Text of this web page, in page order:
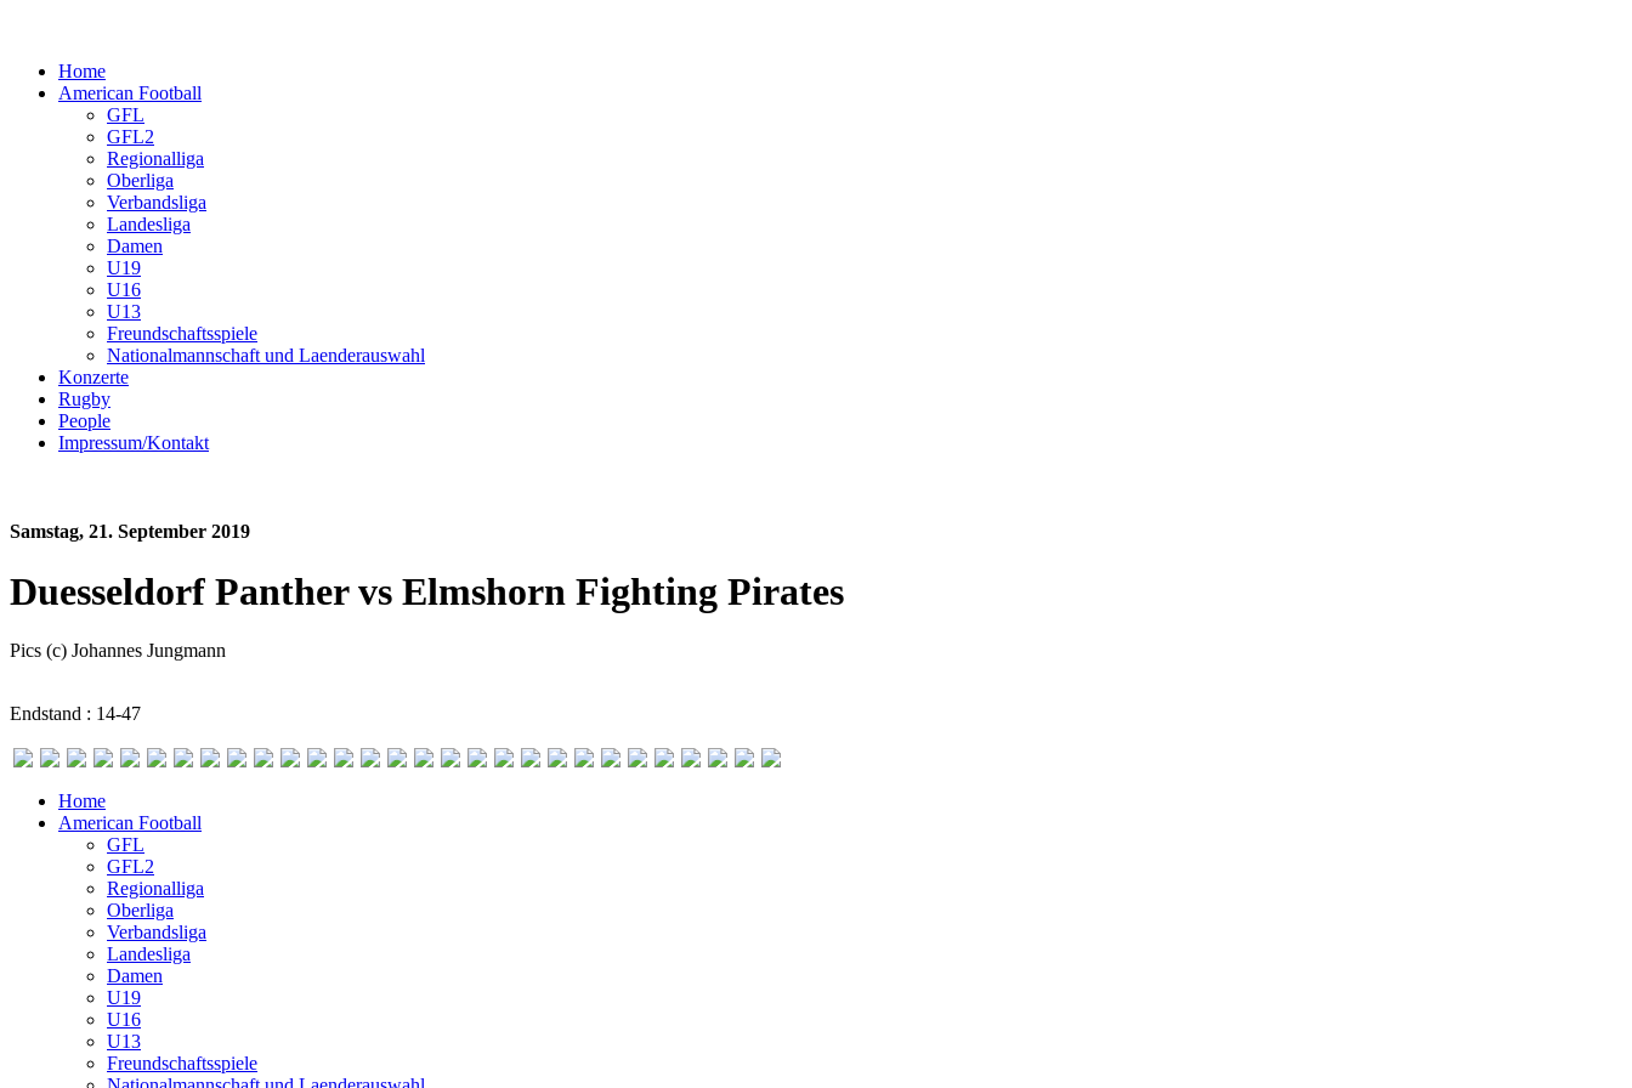
Home
American Football
GFL
GFL2
Regionalliga
Oberliga
Verbandsliga
Landesliga
Damen
U19
U16
U13
Freundschaftsspiele
Nationalmannschaft und Laenderauswahl
Konzerte
Rugby
People
Impressum/Kontakt
Samstag, 21. September 2019
Duesseldorf Panther vs Elmshorn Fighting Pirates
Pics (c) Johannes Jungmann
Endstand : 14-47
Home
American Football
GFL
GFL2
Regionalliga
Oberliga
Verbandsliga
Landesliga
Damen
U19
U16
U13
Freundschaftsspiele